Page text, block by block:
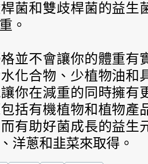
菌和雙歧桿菌的益生
。
並不會讓你的體重有
化合物、少植物油和
你在減重的同時擁有
括有機植物和植物產
有助好菌成長的益生
洋蔥和韭菜來取得。